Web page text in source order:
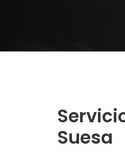
Suesa